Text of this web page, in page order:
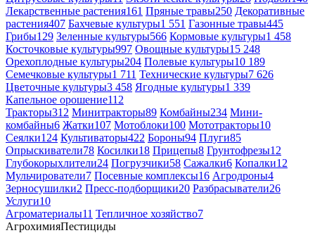
Лекарственные растения161 Пряные травы250 Декоративные
растения407 Бахчевые культуры1 551 Газонные травы445
Грибы129 Зеленные культуры566 Кормовые культуры1 458
Косточковые культуры997 Овощные культуры15 248
Орехоплодные культуры204 Полевые культуры10 189
Семечковые культуры1 711 Технические культуры7 626
Цветочные культуры3 458 Ягодные культуры1 339
Капельное орошение112
Тракторы312 Минитракторы89 Комбайны234 Мини-
комбайны6 Жатки107 Мотоблоки100 Мототракторы10
Сеялки124 Культиваторы422 Бороны94 Плуги85
Опрыскиватели78 Косилки18 Прицепы8 Грунтофрезы12
Глубокорыхлители24 Погрузчики58 Сажалки6 Копалки12
Мульчирователи7 Посевные комплексы16 Агродроны4
Зерносушилки2 Пресс-подборщики20 Разбрасыватели26
Услуги10
Агроматериалы11 Тепличное хозяйство7
АгрохимияПестициды